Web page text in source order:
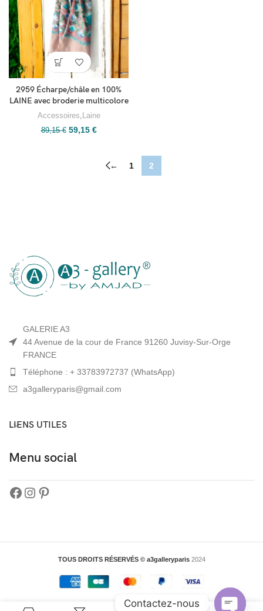
2959 Écharpe/châle en 100%
LAINE avec broderie multicolore
Accessoires, Laine
89,15€ 59,15 €
← 1 2
GALERIE A3
44 Avenue de la cour de France 91260 Juvisy-Sur-Orge
FRANCE
Téléphone : + 33783972737 (WhatsApp)
a3galleryparis@gmail.com
LIENS UTILES
Menu social
TOUS DROITS RÉSERVÉS © a3galleryparis 2024
0
Contactez-nous